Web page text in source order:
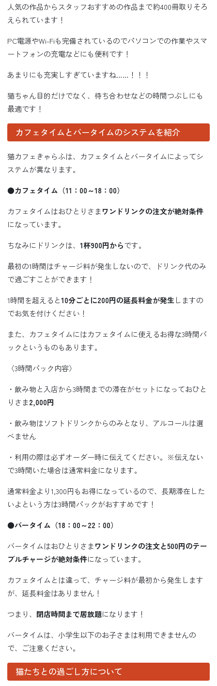
人気の作品からスタッフおすすめの作品まで約400冊取りそろ
えられています！
PC電源やWi-Fiも完備されているのでパソコンでの作業やスマ
ートフォンの充電などにも便利です！
あまりにも充実しすぎていますね……！！！
猫ちゃん目的だけでなく、待ち合わせなどの時間つぶしにも
最適です！
カフェタイムとバータイムのシステムを紹介
猫カフェきゃらふは、カフェタイムとバータイムによってシ
ステムが異なります。
●カフェタイム（11 ： 00～18 ： 00）
カフェタイムはおひとりさまワンドリンクの注文が絶対条件
になっています。
ちなみにドリンクは、 1杯900円からです。
最初の1時間はチャージ料が発生しないので、ドリンク代のみ
で過ごすことができます！
1時間を超えると10分ごとに200円の延長料金が発生 しますの
でお気を付けください！
また、カフェタイムにはカフェタイムに使えるお得な3時間パ
ックというものもあります。
〈3時間パック内容〉
・飲み物と入店から3時間までの滞在がセットになっておひと
りさま2,000円
・飲み物はソフトドリンクからのみとなり、アルコールは選
べません
・利用の際は必ずオーダー時に伝えてください。※伝えない
で3時間いた場合は通常料金になります。
通常料金より1,300円もお得になっているので、長期滞在した
いよという方は3時間パックがおすすめです！
●バータイム（18：00～22：00）
バータイムはおひとりさまワンドリンクの注文と500円のテー
ブルチャージが絶対条件になっています。
カフェタイムとは違って、チャージ料が最初から発生します
が、延長料金はありません！
つまり、 閉店時間まで居放題になります！
バータイムは、小学生以下のお子さまは利用できませんの
で、ご注意ください。
猫たちとの過ごし方について